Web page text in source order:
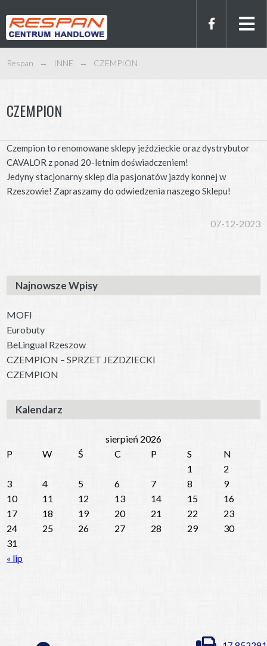
Respan → INNE → CZEMPION
CZEMPION
Czempion to renomowane sklepy jeździeckie oraz dystrybutor
CAVALOR z ponad 20-letnim doświadczeniem!
Jedyny stacjonarny sklep dla pasjonatów jazdy konnej w
Rzeszowie! Zapraszamy do odwiedzenia naszego Sklepu!
07-12-2023
Najnowsze Wpisy
MOFI
Eurobuty
BeLingual Rzeszow
CZEMPION – SPRZET JEZDZIECKI
CZEMPION
Kalendarz
sierpień 2026
P
W Ś C P S
N
1
2
3
4 5 6 7 8
9
10
11 12 13 14 15
16
17
18 19 20 21 22
23
24
25 26 27 28 29
30
31
« lip